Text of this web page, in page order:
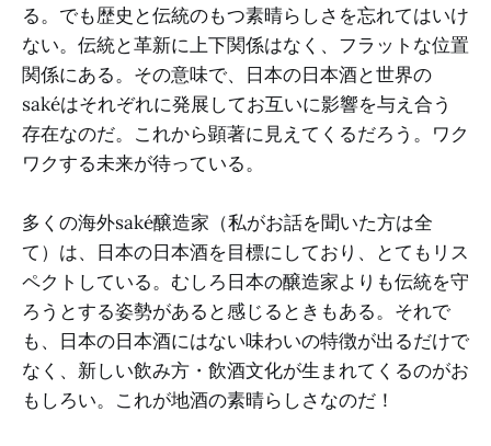
る。でも歴史と伝統のもつ素晴らしさを忘れてはいけ
ない。伝統と革新に上下関係はなく、フラットな位置
関係にある。その意味で、日本の日本酒と世界の
sakéはそれぞれに発展してお互いに影響を与え合う
存在なのだ。これから顕著に見えてくるだろう。ワク
ワクする未来が待っている。
多くの海外saké醸造家（私がお話を聞いた方は全
て）は、日本の日本酒を目標にしており、とてもリス
ペクトしている。むしろ日本の醸造家よりも伝統を守
ろうとする姿勢があると感じるときもある。それで
も、日本の日本酒にはない味わいの特徴が出るだけで
なく、新しい飲み方・飲酒文化が生まれてくるのがお
もしろい。これが地酒の素晴らしさなのだ！